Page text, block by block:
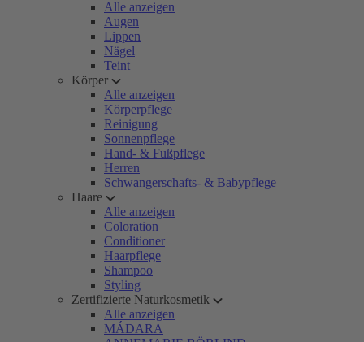
Alle anzeigen
Augen
Lippen
Nägel
Teint
Körper
Alle anzeigen
Körperpflege
Reinigung
Sonnenpflege
Hand- & Fußpflege
Herren
Schwangerschafts- & Babypflege
Haare
Alle anzeigen
Coloration
Conditioner
Haarpflege
Shampoo
Styling
Zertifizierte Naturkosmetik
Alle anzeigen
MÁDARA